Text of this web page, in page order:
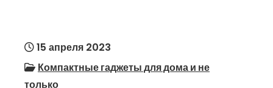
15 апреля 2023
Компактные гаджеты для дома и не
только